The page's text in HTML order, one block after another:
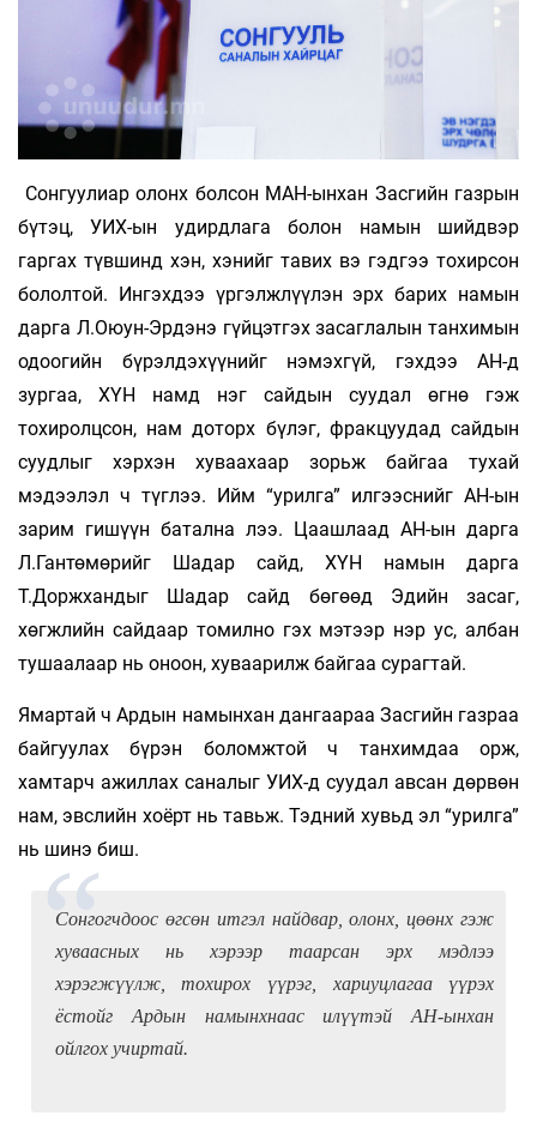
Сонгуулиар олонх болсон МАН-ынхан Засгийн газрын
бүтэц, УИХ-ын удирдлага болон намын шийдвэр
гаргах түвшинд хэн, хэнийг тавих вэ гэдгээ тохирсон
бололтой. Ингэхдээ үргэлжлүүлэн эрх барих намын
дарга Л.Оюун-Эрдэнэ гүйцэтгэх засаглалын танхимын
одоогийн бүрэлдэхүүнийг нэмэхгүй, гэхдээ АН-д
зургаа, ХҮН намд нэг сайдын суудал өгнө гэж
тохиролцсон, нам доторх бүлэг, фракцуудад сайдын
суудлыг хэрхэн хуваахаар зорьж байгаа тухай
мэдээлэл ч түглээ. Ийм “урилга” илгээснийг АН-ын
зарим гишүүн батална лээ. Цаашлаад АН-ын дарга
Л.Гантөмөрийг Шадар сайд, ХҮН намын дарга
Т.Доржхандыг Шадар сайд бөгөөд Эдийн засаг,
хөгжлийн сайдаар томилно гэх мэтээр нэр ус, албан
тушаалаар нь оноон, хуваарилж байгаа сурагтай.
Ямартай ч Ардын намынхан дангаараа Засгийн газраа
байгуулах бүрэн боломжтой ч танхимдаа орж,
хамтарч ажиллах саналыг УИХ-д суудал авсан дөрвөн
нам, эвслийн хоёрт нь тавьж. Тэдний хувьд эл “урилга”
нь шинэ биш.
Сонгогчдоос өгсөн итгэл найдвар, олонх, цөөнх гэж
хуваасных нь хэрээр таарсан эрх мэдлээ
хэрэгжүүлж, тохирох үүрэг, хариуцлагаа үүрэх
ёстойг Ардын намынхнаас илүүтэй АН-ынхан
ойлгох учиртай.